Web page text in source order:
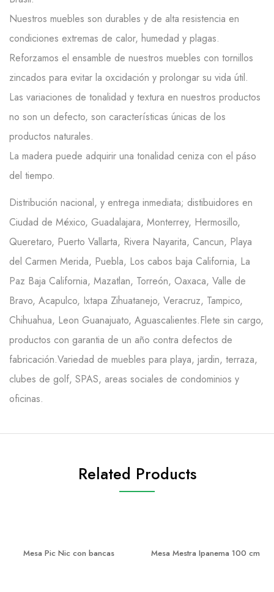
Nuestros muebles son durables y de alta resistencia en
condiciones extremas de calor, humedad y plagas.
Reforzamos el ensamble de nuestros muebles con tornillos
zincados para evitar la oxcidación y prolongar su vida útil.
Las variaciones de tonalidad y textura en nuestros productos
no son un defecto, son características únicas de los
productos naturales.
La madera puede adquirir una tonalidad ceniza con el páso
del tiempo.
Distribución nacional, y entrega inmediata; distibuidores en
Ciudad de México, Guadalajara, Monterrey, Hermosillo,
Queretaro, Puerto Vallarta, Rivera Nayarita, Cancun, Playa
del Carmen Merida, Puebla, Los cabos baja California, La
Paz Baja California, Mazatlan, Torreón, Oaxaca, Valle de
Bravo, Acapulco, Ixtapa Zihuatanejo, Veracruz, Tampico,
Chihuahua, Leon Guanajuato, Aguascalientes.Flete sin cargo,
productos con garantia de un año contra defectos de
fabricación.Variedad de muebles para playa, jardin, terraza,
clubes de golf, SPAS, areas sociales de condominios y
oficinas.
Related Products
Mesa Pic Nic con bancas Mesa Mestra Ipanema 100 cm